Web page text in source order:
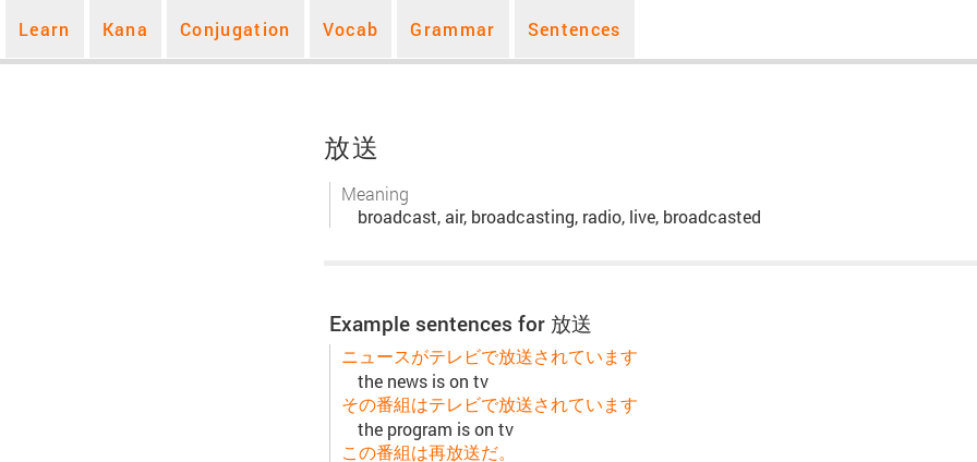
Learn Kana Conjugation Vocab Grammar Sentences
放送
Meaning
broadcast, air, broadcasting, radio, live, broadcasted
Example sentences for 放送
ニュースがテレビで放送されています
the news is on tv
その番組はテレビで放送されています
the program is on tv
この番組は再放送だ。